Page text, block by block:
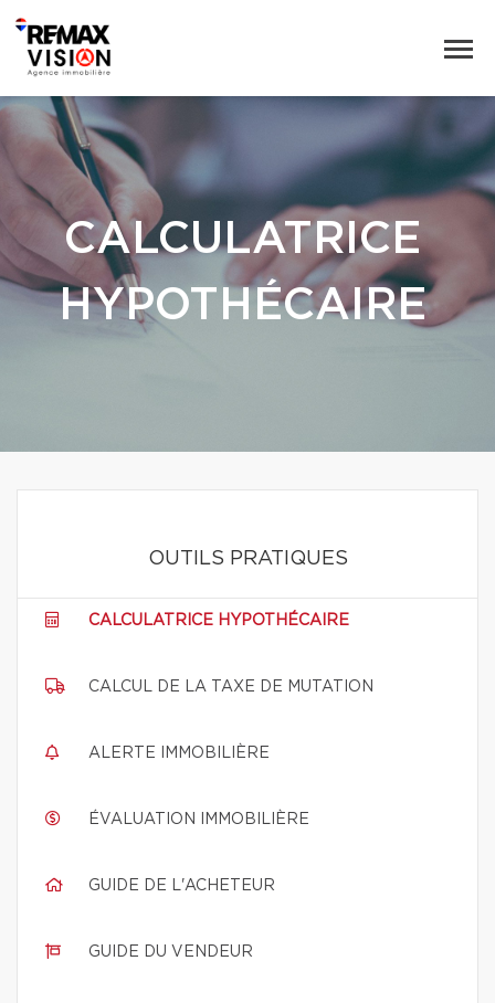
CALCULATRICE
HYPOTHÉCAIRE
OUTILS PRATIQUES
CALCULATRICE HYPOTHÉCAIRE
CALCUL DE LA TAXE DE MUTATION
ALERTE IMMOBILIÈRE
ÉVALUATION IMMOBILIÈRE
GUIDE DE L'ACHETEUR
GUIDE DU VENDEUR